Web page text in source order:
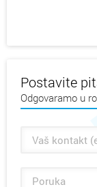
Postavite
Odgovaramo u